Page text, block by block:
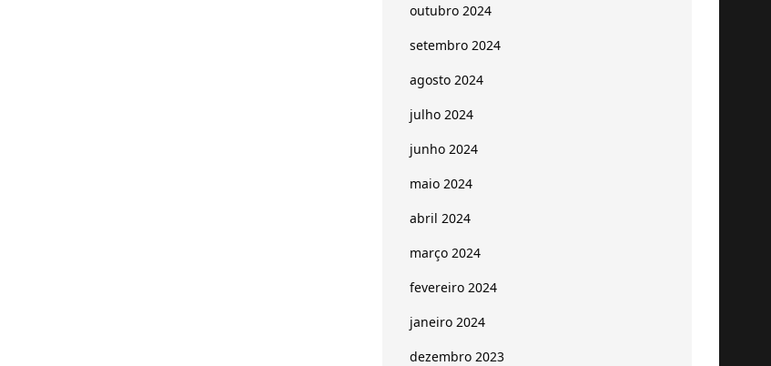
outubro 2024
setembro 2024
agosto 2024
julho 2024
junho 2024
maio 2024
abril 2024
março 2024
fevereiro 2024
janeiro 2024
dezembro 2023